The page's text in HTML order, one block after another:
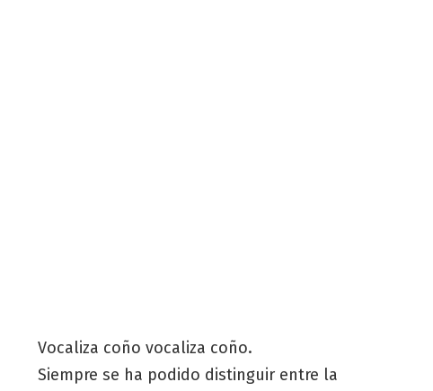
Vocaliza coño vocaliza coño.
Siempre se ha podido distinguir entre la